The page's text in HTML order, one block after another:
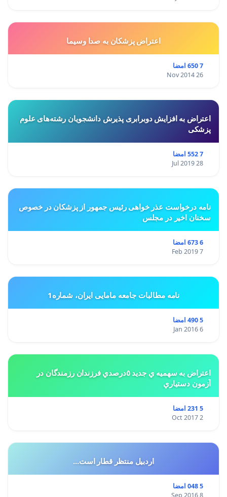
اعتراض پزشكان به صدا وسيما
7 650 امضا
26 Nov 2014
اعتراض به افزایش دوبرابری پذیرش دانشجویان رشته‌های علوم
پزشکی
7 552 امضا
28 Jul 2019
نامه درخواست عذر خواهی رئیس جمهور از پزشکان در خصوص
سخنان اخیر در مجلس
6 673 امضا
7 Feb 2019
نامه مطالبات جامعه مامایی ایران، شماره1
5 490 امضا
6 Jan 2016
اعتراض به سهميه ي جديد ٥درصدي فرزندان رزمندگان در
آزمون دستياري
5 231 امضا
2 Oct 2017
اردبیل منتظر قطار است...
5 048 امضا
8 Sep 2016